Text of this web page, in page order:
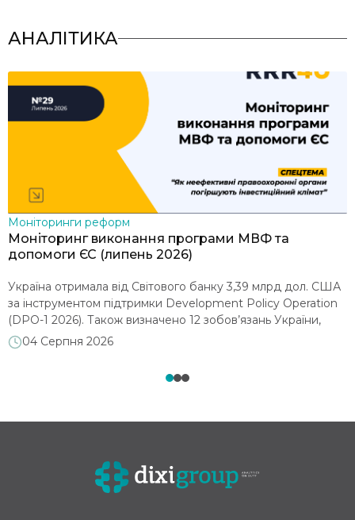
АНАЛІТИКА
Моніторинги реформ
Моніторинг виконання програми МВФ та
допомоги ЄС (липень 2026)
Україна отримала від Світового банку 3,39 млрд дол. США
за інструментом підтримки Development Policy Operation
(DPO-1 2026). Також визначено 12 зобов’язань України,
виконання яких дозволить отримати ще 1 млрд дол. США
від Світового банку за DPO-2. 20 липня 2026 року Рада
розширеного фінансування. Україна отримала від Фонду
04 Серпня 2026